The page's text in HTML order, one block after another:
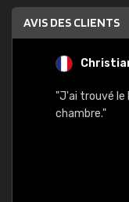
AVIS DES CLIENTS
"J'ai trouvé le
chambre."